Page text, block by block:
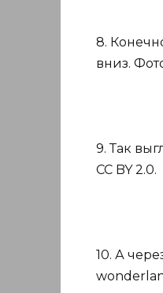
8.
вниз.
9. Так
CC BY 2.0.
10. А